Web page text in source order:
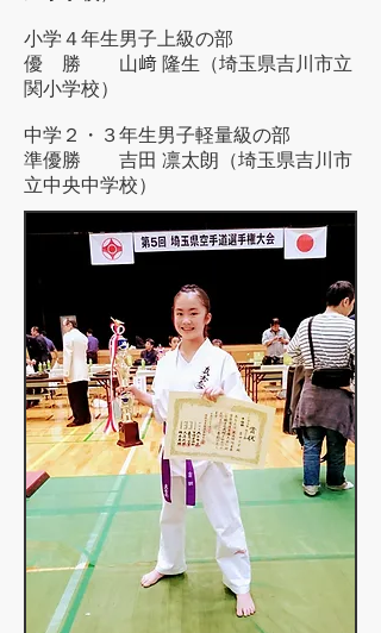
小学４年生男子上級の部
優 勝 山﨑 隆生（埼玉県吉川市立
関小学校）
中学２・３年生男子軽量級の部
準優勝 吉田 凛太朗（埼玉県吉川市
立中央中学校）